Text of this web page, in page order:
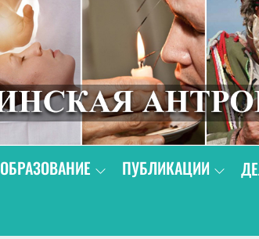
ОБРАЗОВАНИЕ ПУБЛИКАЦИИ